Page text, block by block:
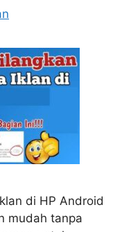
di HP Android
mudah tanpa